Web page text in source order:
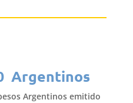
Argentinos
Argentinos emitido